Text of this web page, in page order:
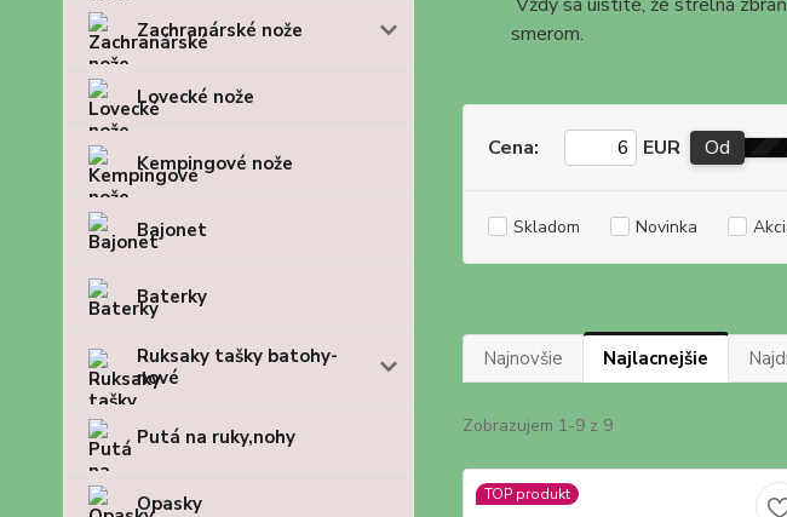
Zachranárské nože
Lovecké nože
Kempingové nože
Bajonet
Baterky
Ruksaky tašky batohy-
nové
Putá na ruky,nohy
Opasky
smerom.
Cena: EUR Od
Skladom Novinka
Najnovšie Najlacnejšie
Zobrazujem 1-9 z 9
TOP produkt